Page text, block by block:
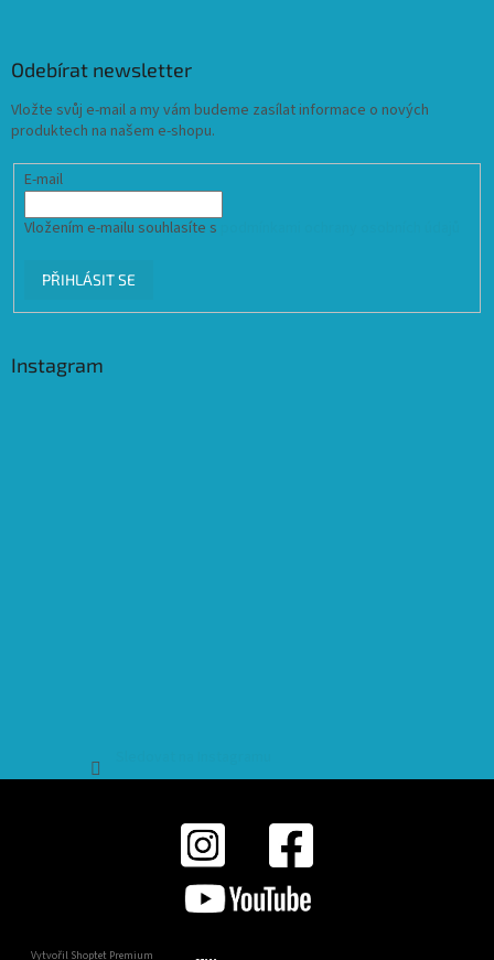
Odebírat newsletter
Vložte svůj e-mail a my vám budeme zasílat informace o nových
produktech na našem e-shopu.
E-mail
Vložením e-mailu souhlasíte s
PŘIHLÁSIT SE
Instagram
Vytvořil Shoptet Premium